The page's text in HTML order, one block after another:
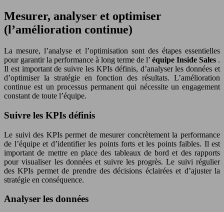
Mesurer, analyser et optimiser
(l’amélioration continue)
La mesure, l’analyse et l’optimisation sont des étapes essentielles
pour garantir la performance à long terme de l’ équipe Inside Sales .
Il est important de suivre les KPIs définis, d’analyser les données et
d’optimiser la stratégie en fonction des résultats. L’amélioration
continue est un processus permanent qui nécessite un engagement
constant de toute l’équipe.
Suivre les KPIs définis
Le suivi des KPIs permet de mesurer concrètement la performance
de l’équipe et d’identifier les points forts et les points faibles. Il est
important de mettre en place des tableaux de bord et des rapports
pour visualiser les données et suivre les progrès. Le suivi régulier
des KPIs permet de prendre des décisions éclairées et d’ajuster la
stratégie en conséquence.
Analyser les données